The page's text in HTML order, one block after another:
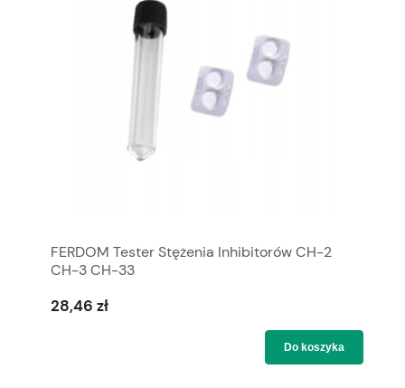
FERDOM Tester Stężenia Inhibitorów CH-2
CH-3 CH-33
28,46 zł
Do koszyka